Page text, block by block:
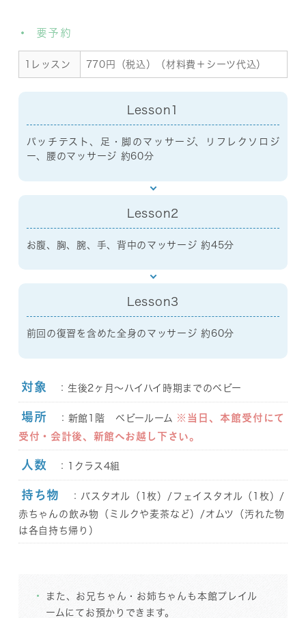
要予約
1レッスン 770円（税込）（材料費＋シーツ代込）
Lesson1
パッチテスト、足・脚のマッサージ、リフレクソロジ
ー、腰のマッサージ 約60分
Lesson2
お腹、胸、腕、手、背中のマッサージ 約45分
Lesson3
前回の復習を含めた全身のマッサージ 約60分
対象 ：生後2ヶ月～ハイハイ時期までのベビー
場所 ：新館1階 ベビールーム
※当日、本館受付にて
受付・会計後、新館へお越し下さい。
人数 ：1クラス4組
持ち物
：バスタオル（1枚）/フェイスタオル（1枚）/
赤ちゃんの飲み物（ミルクや麦茶など）/オムツ（汚れた物
は各自持ち帰り）
また、お兄ちゃん・お姉ちゃんも本館プレイル
ームにてお預かりできます。